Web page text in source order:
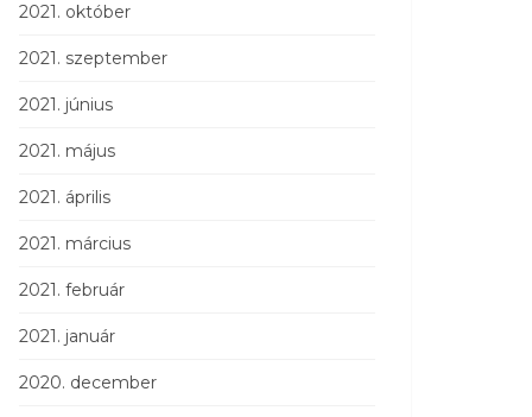
2021. október
2021. szeptember
2021. június
2021. május
2021. április
2021. március
2021. február
2021. január
2020. december